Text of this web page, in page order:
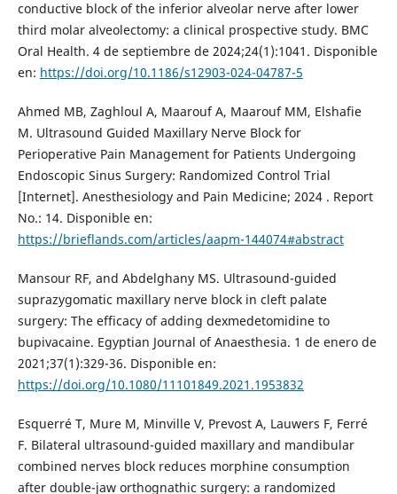
conductive block of the inferior alveolar nerve after lower
third molar alveolectomy: a clinical prospective study. BMC
Oral Health. 4 de septiembre de 2024;24(1):1041. Disponible
en: https://doi.org/10.1186/s12903-024-04787-5
Ahmed MB, Zaghloul A, Maarouf A, Maarouf MM, Elshafie
M. Ultrasound Guided Maxillary Nerve Block for
Perioperative Pain Management for Patients Undergoing
Endoscopic Sinus Surgery: Randomized Control Trial
[Internet]. Anesthesiology and Pain Medicine; 2024 . Report
No.: 14. Disponible en:
https://brieflands.com/articles/aapm-144074#abstract
Mansour RF, and Abdelghany MS. Ultrasound-guided
suprazygomatic maxillary nerve block in cleft palate
surgery: The efficacy of adding dexmedetomidine to
bupivacaine. Egyptian Journal of Anaesthesia. 1 de enero de
2021;37(1):329-36. Disponible en:
https://doi.org/10.1080/11101849.2021.1953832
Esquerré T, Mure M, Minville V, Prevost A, Lauwers F, Ferré
F. Bilateral ultrasound-guided maxillary and mandibular
combined nerves block reduces morphine consumption
after double-jaw orthognathic surgery: a randomized